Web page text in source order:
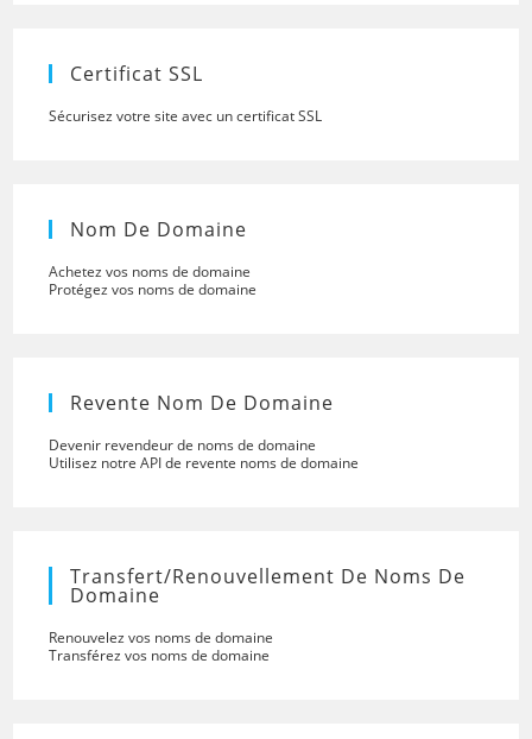
Certificat SSL
Sécurisez votre site avec un certificat SSL
Nom De Domaine
Achetez vos noms de domaine
Protégez vos noms de domaine
Revente Nom De Domaine
Devenir revendeur de noms de domaine
Utilisez notre API de revente noms de domaine
Transfert/renouvellement De Noms De
Domaine
Renouvelez vos noms de domaine
Transférez vos noms de domaine